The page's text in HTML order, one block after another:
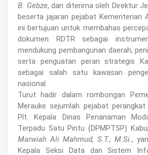
B. Gebze, dan diterima oleh Direktur
beserta jajaran pejabat Kementerian
ini bertujuan untuk membahas
dokumen RDTR sebagai
mendukung pembangunan daerah,
serta penguatan peran strategis
sebagai salah satu kawasan
nasional.
Turut hadir dalam rombongan
Merauke sejumlah pejabat
Plt. Kepala Dinas Penanaman
Terpadu Satu Pintu (DPMPTSP)
Marwiah Ali Mahmud, S.T., M.Si.,
Kepala Seksi Data dan Sistem